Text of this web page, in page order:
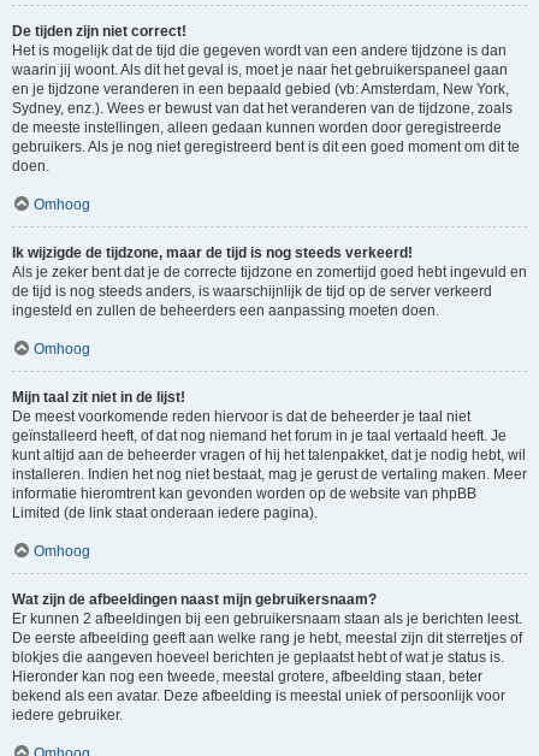
De tijden zijn niet correct!
Het is mogelijk dat de tijd die gegeven wordt van een andere tijdzone is dan
waarin jij woont. Als dit het geval is, moet je naar het gebruikerspaneel gaan
en je tijdzone veranderen in een bepaald gebied (vb: Amsterdam, New York,
Sydney, enz.). Wees er bewust van dat het veranderen van de tijdzone, zoals
de meeste instellingen, alleen gedaan kunnen worden door geregistreerde
gebruikers. Als je nog niet geregistreerd bent is dit een goed moment om dit te
doen.
Omhoog
Ik wijzigde de tijdzone, maar de tijd is nog steeds verkeerd!
Als je zeker bent dat je de correcte tijdzone en zomertijd goed hebt ingevuld en
de tijd is nog steeds anders, is waarschijnlijk de tijd op de server verkeerd
ingesteld en zullen de beheerders een aanpassing moeten doen.
Omhoog
Mijn taal zit niet in de lijst!
De meest voorkomende reden hiervoor is dat de beheerder je taal niet
geïnstalleerd heeft, of dat nog niemand het forum in je taal vertaald heeft. Je
kunt altijd aan de beheerder vragen of hij het talenpakket, dat je nodig hebt, wil
installeren. Indien het nog niet bestaat, mag je gerust de vertaling maken. Meer
informatie hieromtrent kan gevonden worden op de website van phpBB
Limited (de link staat onderaan iedere pagina).
Omhoog
Wat zijn de afbeeldingen naast mijn gebruikersnaam?
Er kunnen 2 afbeeldingen bij een gebruikersnaam staan als je berichten leest.
De eerste afbeelding geeft aan welke rang je hebt, meestal zijn dit sterretjes of
blokjes die aangeven hoeveel berichten je geplaatst hebt of wat je status is.
Hieronder kan nog een tweede, meestal grotere, afbeelding staan, beter
bekend als een avatar. Deze afbeelding is meestal uniek of persoonlijk voor
iedere gebruiker.